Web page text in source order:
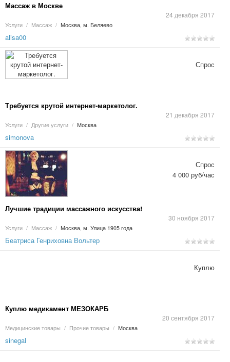
Массаж в Москве
24 декабря 2017
Услуги / Массаж / Москва, м. Беляево
alisa00
Требуется крутой интернет-маркетолог.
21 декабря 2017
Услуги / Другие услуги / Москва
Спрос
simonova
Лучшие традиции массажного искусства!
30 ноября 2017
Услуги / Массаж / Москва, м. Улица 1905 года
Спрос
4 000 руб/час
Беатриса Генриховна Вольтер
Куплю медикамент МЕЗОКАРБ
20 сентября 2017
Медицинские товары / Прочие товары / Москва
Куплю
sinegal